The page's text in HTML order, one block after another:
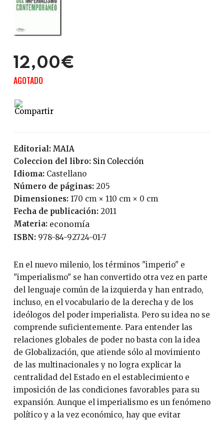
12,00€
AGOTADO
Editorial:
MAIA
Coleccion del libro:
Sin Colección
Idioma:
Castellano
Número de páginas:
205
Dimensiones: 170 cm × 110 cm × 0 cm
Fecha de publicación:
2011
Materia: economía
ISBN: 978-84-92724-01-7
En el nuevo milenio, los términos "imperio" e
"imperialismo" se han convertido otra vez en parte
del lenguaje común de la izquierda y han entrado,
incluso, en el vocabulario de la derecha y de los
ideólogos del poder imperialista. Pero su idea no se
comprende suficientemente. Para entender las
relaciones globales de poder no basta con la idea
de Globalización, que atiende sólo al movimiento
de las multinacionales y no logra explicar la
centralidad del Estado en el establecimiento e
imposición de las condiciones favorables para su
expansión. Aunque el imperialismo es un fenómeno
político y a la vez económico, hay que evitar